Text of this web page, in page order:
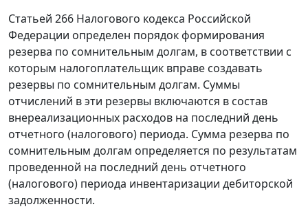
Статьей 266 Налогового кодекса Российской
Федерации определен порядок формирования
резерва по сомнительным долгам, в соответствии с
которым налогоплательщик вправе создавать
резервы по сомнительным долгам. Суммы
отчислений в эти резервы включаются в состав
внереализационных расходов на последний день
отчетного (налогового) периода. Сумма резерва по
сомнительным долгам определяется по результатам
проведенной на последний день отчетного
(налогового) периода инвентаризации дебиторской
задолженности.